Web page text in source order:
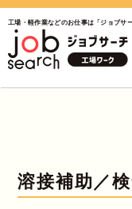
工場・軽作業などのお仕事は「ジョブサ
溶接補助／